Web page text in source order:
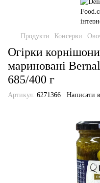
Продукти Консерви
Огірки
мариновані
685/400 г
Артикул: 6271366 Написати